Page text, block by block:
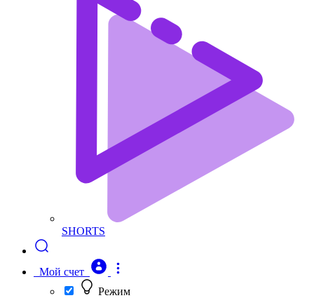
SHORTS
Мой счет
Режим